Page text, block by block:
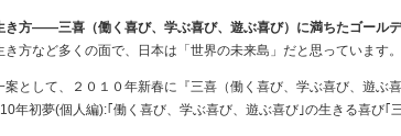
方――三喜（働く喜び、学ぶ喜び、遊ぶ喜び）に満ちたゴール
方など多くの面で、日本は「世界の未来島」だと思っています。
案として、２０１０年新春に『三喜（働く喜び、学ぶ喜び、遊ぶ
初夢(個人編):｢働く喜び、学ぶ喜び、遊ぶ喜び｣の生きる喜び｢三